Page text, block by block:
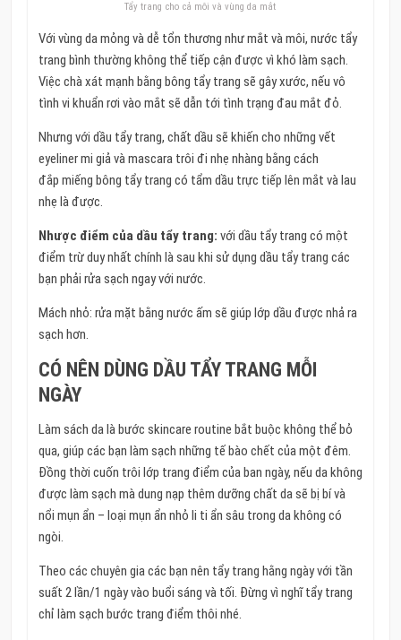
Tẩy trang cho cả môi và vùng da mắt
Với vùng da mỏng và dễ tổn thương như mắt và môi, nước tẩy
trang bình thường không thể tiếp cận được vì khó làm sạch.
Việc chà xát mạnh bằng bông tẩy trang sẽ gây xước, nếu vô
tình vi khuẩn rơi vào mắt sẽ dẫn tới tình trạng đau mắt đỏ.
Nhưng với dầu tẩy trang, chất dầu sẽ khiến cho những vết
eyeliner mi giả và mascara trôi đi nhẹ nhàng bằng cách
đắp miếng bông tẩy trang có tẩm dầu trực tiếp lên mắt và lau
nhẹ là được.
Nhược điểm của dầu tẩy trang: với dầu tẩy trang có một
điểm trừ duy nhất chính là sau khi sử dụng dầu tẩy trang các
bạn phải rửa sạch ngay với nước.
Mách nhỏ: rửa mặt bằng nước ấm sẽ giúp lớp dầu được nhả ra
sạch hơn.
CÓ NÊN DÙNG DẦU TẨY TRANG MỖI
NGÀY
Làm sách da là bước skincare routine bắt buộc không thể bỏ
qua, giúp các bạn làm sạch những tế bào chết của một đêm.
Đồng thời cuốn trôi lớp trang điểm của ban ngày, nếu da không
được làm sạch mà dung nạp thêm dưỡng chất da sẽ bị bí và
nổi mụn ẩn – loại mụn ẩn nhỏ li ti ẩn sâu trong da không có
ngòi.
Theo các chuyên gia các bạn nên tẩy trang hằng ngày với tần
suất 2 lần/1 ngày vào buổi sáng và tối. Đừng vì nghĩ tẩy trang
chỉ làm sạch bước trang điểm thôi nhé.